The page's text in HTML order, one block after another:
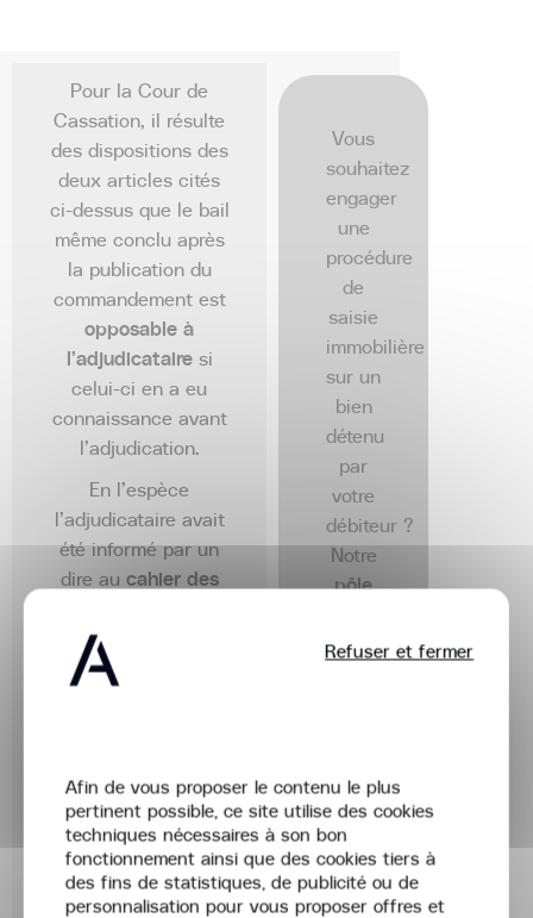
Pour la Cour de
Cassation, il résulte
des dispositions des
deux articles cités
ci-dessus que le bail
même conclu après
la publication du
commandement est
opposable à
l’adjudicatairesi
celui-ci en a eu
connaissance avant
l’adjudication.
En l’espèce
l’adjudicataire avait
été informé par un
dire au cahier des
l’adjudication et
dénoncé avant celle-
s’inscrit dans une
série de décisions
favorables aux
locataires, elle
Vous
souhaitez
engager
une
procédure
de
saisie
immobilière
sur un
bien
détenu
par
votre
débiteur ?
Notre
pôle
ACTA
le
déroulement
de la
procédure
de
Afin de vous proposer le contenu le plus
pertinent possible, ce site utilise des cookies
techniques nécessaires à son bon
fonctionnement ainsi que des cookies tiers à
des fins de statistiques, de publicité ou de
personnalisation pour vous proposer offres et
Refuser et fermer